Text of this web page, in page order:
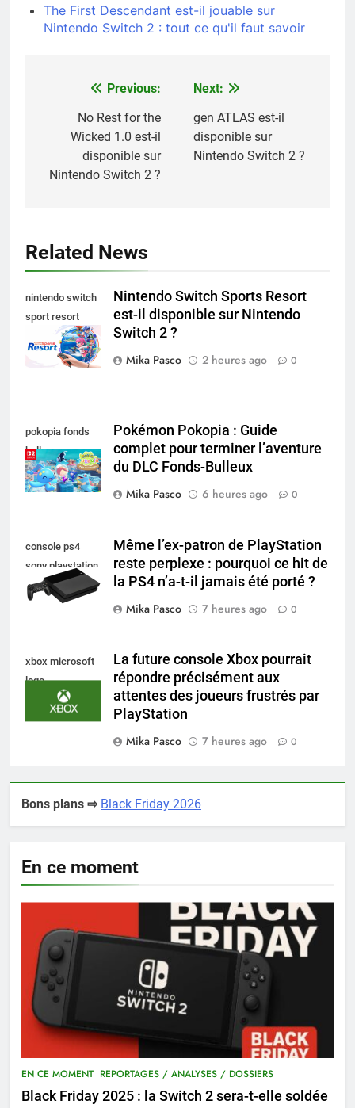
The First Descendant est-il jouable sur
Nintendo Switch 2 : tout ce qu'il faut savoir
Navigation
l’article
Previous:
No Rest for the
Wicked 1.0 est-il
disponible sur
Nintendo Switch 2 ?
Next:
gen ATLAS est-il
disponible sur
Nintendo Switch 2 ?
Related News
nintendo switch
sport resort
nintendo switch
Nintendo Switch Sports Resort
est-il disponible sur Nintendo
Switch 2 ?
Mika Pasco
2 heures ago 0
pokopia fonds
bulleux
Pokémon Pokopia : Guide
complet pour terminer l’aventure
du DLC Fonds-Bulleux
Mika Pasco
6 heures ago 0
console ps4
sony playstation
Même l’ex-patron de PlayStation
reste perplexe : pourquoi ce hit de
la PS4 n’a-t-il jamais été porté ?
Mika Pasco
7 heures ago 0
xbox microsoft
logo
La future console Xbox pourrait
répondre précisément aux
attentes des joueurs frustrés par
PlayStation
Mika Pasco
7 heures ago 0
Bons plans ⇨ Black Friday 2026
En ce moment
EN CE MOMENT REPORTAGES / ANALYSES / DOSSIERS
Black Friday 2025 : la Switch 2 sera-t-elle soldée